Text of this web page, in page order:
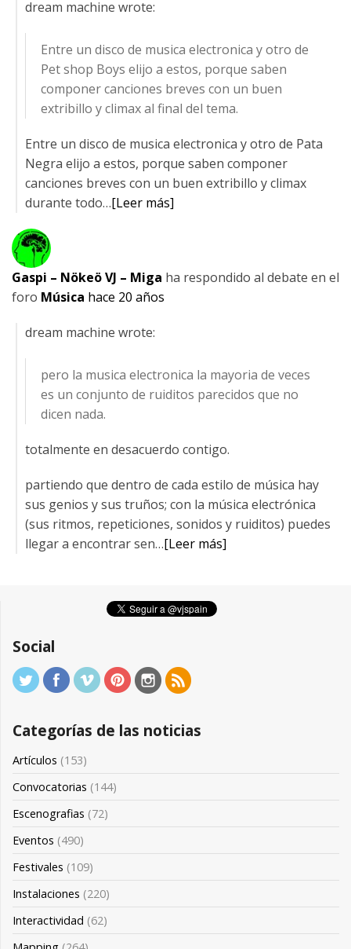
dream machine wrote:
Entre un disco de musica electronica y otro de
Pet shop Boys elijo a estos, porque saben
componer canciones breves con un buen
extribillo y climax al final del tema.
Entre un disco de musica electronica y otro de Pata
Negra elijo a estos, porque saben componer
canciones breves con un buen extribillo y climax
durante todo…[Leer más]
Gaspi – Nökeö VJ – Miga ha respondido al debate en el
foro Música hace 20 años
dream machine wrote:
pero la musica electronica la mayoria de veces
es un conjunto de ruiditos parecidos que no
dicen nada.
totalmente en desacuerdo contigo.
partiendo que dentro de cada estilo de música hay
sus genios y sus truños; con la música electrónica
(sus ritmos, repeticiones, sonidos y ruiditos) puedes
llegar a encontrar sen…[Leer más]
Social
Categorías de las noticias
Artículos (153)
Convocatorias (144)
Escenografias (72)
Eventos (490)
Festivales (109)
Instalaciones (220)
Interactividad (62)